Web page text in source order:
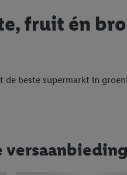
fruit én
de beste supermarkt in